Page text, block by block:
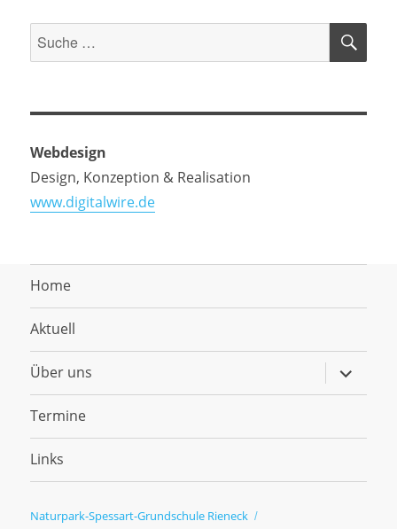
Suche
nach:
Webdesign
Design, Konzeption & Realisation
www.digitalwire.de
Home
Aktuell
Über uns anzeigen
Termine
Links
Naturpark-Spessart-Grundschule Rieneck